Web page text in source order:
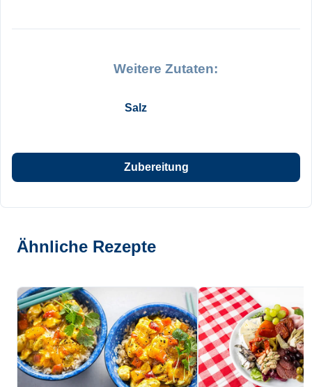
Weitere Zutaten:
Salz
Zubereitung
Ähnliche Rezepte